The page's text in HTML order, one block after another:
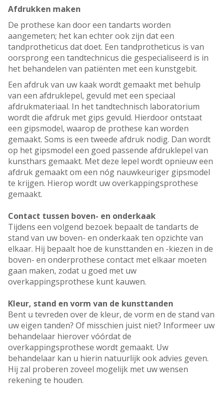
Afdrukken maken
De prothese kan door een tandarts worden
aangemeten; het kan echter ook zijn dat een
tandprotheticus dat doet. Een tandprotheticus is van
oorsprong een tandtechnicus die gespecialiseerd is in
het behandelen van patiënten met een kunstgebit.
Een afdruk van uw kaak wordt gemaakt met behulp
van een afdruklepel, gevuld met een speciaal
afdrukmateriaal. In het tandtechnisch laboratorium
wordt die afdruk met gips gevuld. Hierdoor ontstaat
een gipsmodel, waarop de prothese kan worden
gemaakt. Soms is een tweede afdruk nodig. Dan wordt
op het gipsmodel een goed passende afdruklepel van
kunsthars gemaakt. Met deze lepel wordt opnieuw een
afdruk gemaakt om een nóg nauwkeuriger gipsmodel
te krijgen. Hierop wordt uw overkappingsprothese
gemaakt.
Contact tussen boven- en onderkaak
Tijdens een volgend bezoek bepaalt de tandarts de
stand van uw boven- en onderkaak ten opzichte van
elkaar. Hij bepaalt hoe de kunsttanden en -kiezen in de
boven- en onderprothese contact met elkaar moeten
gaan maken, zodat u goed met uw
overkappingsprothese kunt kauwen.
Kleur, stand en vorm van de kunsttanden
Bent u tevreden over de kleur, de vorm en de stand van
uw eigen tanden? Of misschien juist niet? Informeer uw
behandelaar hierover vóórdat de
overkappingsprothese wordt gemaakt. Uw
behandelaar kan u hierin natuurlijk ook advies geven.
Hij zal proberen zoveel mogelijk met uw wensen
rekening te houden.